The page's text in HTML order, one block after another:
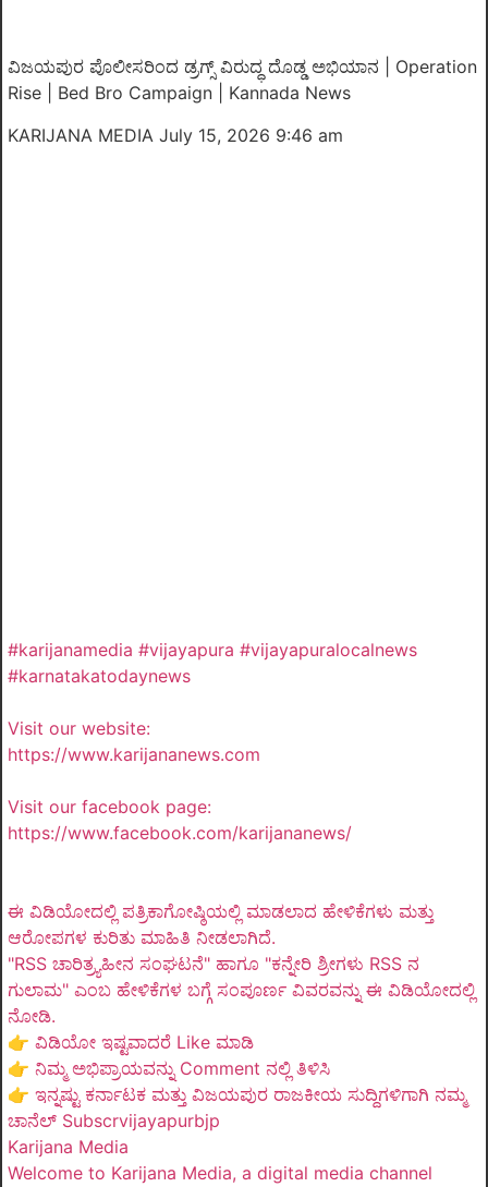
ವಿಜಯಪುರ ಪೊಲೀಸರಿಂದ ಡ್ರಗ್ಸ್ ವಿರುದ್ಧ ದೊಡ್ಡ ಅಭಿಯಾನ | Operation
Rise | Bed Bro Campaign | Kannada News
KARIJANA MEDIA July 15, 2026 9:46 am
#karijanamedia #vijayapura #vijayapuralocalnews
#karnatakatodaynews
Visit our website:
https://www.karijananews.com
Visit our facebook page:
https://www.facebook.com/karijananews/
ಈ ವಿಡಿಯೋದಲ್ಲಿ ಪತ್ರಿಕಾಗೋಷ್ಠಿಯಲ್ಲಿ ಮಾಡಲಾದ ಹೇಳಿಕೆಗಳು ಮತ್ತು
ಆರೋಪಗಳ ಕುರಿತು ಮಾಹಿತಿ ನೀಡಲಾಗಿದೆ.
"RSS ಚಾರಿತ್ರ್ಯಹೀನ ಸಂಘಟನೆ" ಹಾಗೂ "ಕನ್ನೇರಿ ಶ್ರೀಗಳು RSS ನ
ಗುಲಾಮ" ಎಂಬ ಹೇಳಿಕೆಗಳ ಬಗ್ಗೆ ಸಂಪೂರ್ಣ ವಿವರವನ್ನು ಈ ವಿಡಿಯೋದಲ್ಲಿ
ನೋಡಿ.
👉 ವಿಡಿಯೋ ಇಷ್ಟವಾದರೆ Like ಮಾಡಿ
👉 ನಿಮ್ಮ ಅಭಿಪ್ರಾಯವನ್ನು Comment ನಲ್ಲಿ ತಿಳಿಸಿ
👉 ಇನ್ನಷ್ಟು ಕರ್ನಾಟಕ ಮತ್ತು ವಿಜಯಪುರ ರಾಜಕೀಯ ಸುದ್ದಿಗಳಿಗಾಗಿ ನಮ್ಮ
ಚಾನೆಲ್ Subscrvijayapurbjp
Karijana Media
Welcome to Karijana Media, a digital media channel